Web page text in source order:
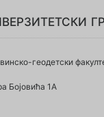
геодетски
Бојовића 1A